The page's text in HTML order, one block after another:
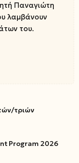
Παναγιώτη
λαμβάνουν
του.
τριών
Program 2026